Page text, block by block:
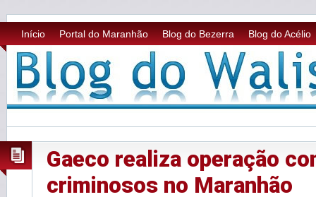
Início Portal do Maranhão Blog do Bezerra Blog do Acélio
Gaeco realiza operação
criminosos no Maranhão